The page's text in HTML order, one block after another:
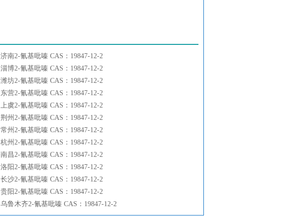
3-氨基吡啶
六水三氯化铁
正癸二酸
癸二酸
钾碱
乙烯基氰
肥酸
1-氨基乙烷
苯酸
二氯甲烷
丙烯酸乙酯
精丙烯酸
2,5-呋喃二酮
顺丁烯二酸酐
亚硝酸钠
济南2-氰基吡嗪 CAS：19847-12-2
淄博2-氰基吡嗪 CAS：19847-12-2
潍坊2-氰基吡嗪 CAS：19847-12-2
东营2-氰基吡嗪 CAS：19847-12-2
上虞2-氰基吡嗪 CAS：19847-12-2
荆州2-氰基吡嗪 CAS：19847-12-2
常州2-氰基吡嗪 CAS：19847-12-2
杭州2-氰基吡嗪 CAS：19847-12-2
南昌2-氰基吡嗪 CAS：19847-12-2
洛阳2-氰基吡嗪 CAS：19847-12-2
长沙2-氰基吡嗪 CAS：19847-12-2
贵阳2-氰基吡嗪 CAS：19847-12-2
乌鲁木齐2-氰基吡嗪 CAS：19847-12-2